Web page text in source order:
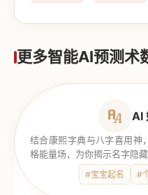
更多智能AI预测术
AI
结合康熙字典与八字喜用神
格能量场，为你揭示名字隐
#宝宝起名 #